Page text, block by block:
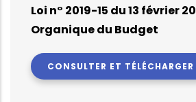
Loi n° 2019-15 du 13 février
Organique du Budget
CONSULTER ET TÉLÉCHARGER